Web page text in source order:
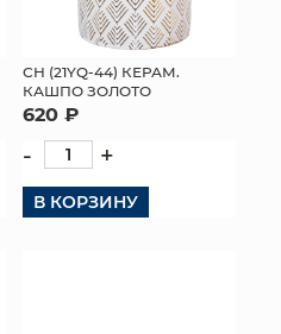
СН (21YQ-44) КЕРАМ.
КАШПО ЗОЛОТО
620 ₽
- +
В КОРЗИНУ